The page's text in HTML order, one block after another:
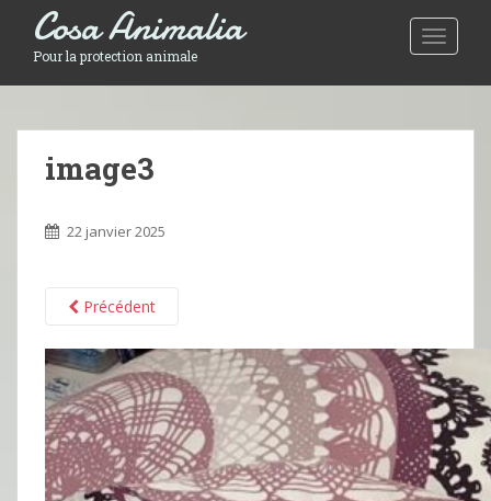
Toggle
Cosa Animalia
Pour la protection animale
image3
22 janvier 2025
Précédent